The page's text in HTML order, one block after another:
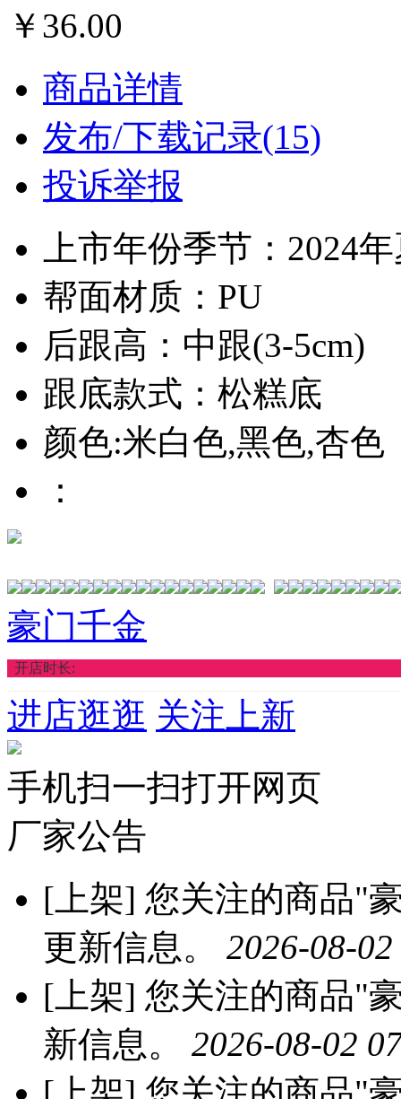
￥36.00
商品详情
发布/下载记录(15)
投诉举报
上市年份季节：2024
帮面材质：PU
后跟高：中跟(3-5cm)
跟底款式：松糕底
颜色:米白色,黑色,杏色
：
豪门千金
开店时长:
进店逛逛 关注上新
手机扫一扫打开网页
厂家公告
[上架] 您关注的商品"
更新信息。 2026-08-
[上架] 您关注的商品"
新信息。 2026-08-02